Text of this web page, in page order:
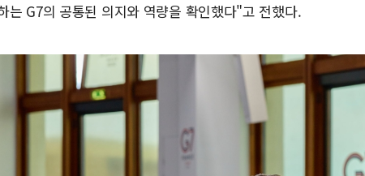
는 G7의 공통된 의지와 역량을 확인했다"고 전했다.